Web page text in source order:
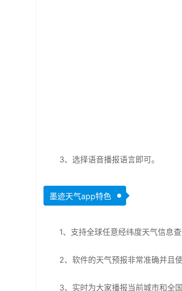
3、选择语音播报语言即可。
墨迹天气app特色
1、支持全球任意经纬度天气信息
2、软件的天气预报非常准确并且
3、实时为大家播报当前城市和全